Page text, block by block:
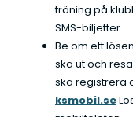
träning på
SMS-biljetter.
Be om ett
ska ut och
ska registrera
ksmobil.se